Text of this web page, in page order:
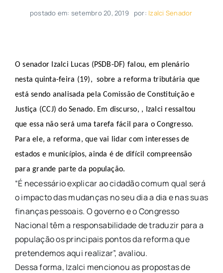
postado em: setembro 20, 2019 por: Izalci Senador
O senador Izalci Lucas (PSDB-DF) falou, em plenário
nesta quinta-feira (19), sobre a reforma tributária que
está sendo analisada pela Comissão de Constituição e
Justiça (CCJ) do Senado. Em discurso, , Izalci ressaltou
que essa não será uma tarefa fácil para o Congresso.
Para ele, a reforma, que vai lidar com interesses de
estados e municípios, ainda é de difícil compreensão
para grande parte da população.
“É necessário explicar ao cidadão comum qual será
o impacto das mudanças no seu dia a dia e nas suas
finanças pessoais. O governo e o Congresso
Nacional têm a responsabilidade de traduzir para a
população os principais pontos da reforma que
pretendemos aqui realizar”, avaliou.
Dessa forma, Izalci mencionou as propostas de